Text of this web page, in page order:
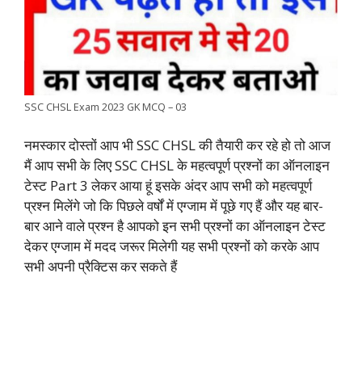
o
p
p
r
a
m
k
SSC CHSL Exam 2023 GK MCQ – 03
नमस्कार दोस्तों आप भी SSC CHSL की तैयारी कर रहे हो तो आज
मैं आप सभी के लिए SSC CHSL के महत्वपूर्ण प्रश्नों का ऑनलाइन
टेस्ट Part 3 लेकर आया हूं इसके अंदर आप सभी को महत्वपूर्ण
प्रश्न मिलेंगे जो कि पिछले वर्षों में एग्जाम में पूछे गए हैं और यह बार-
बार आने वाले प्रश्न है आपको इन सभी प्रश्नों का ऑनलाइन टेस्ट
देकर एग्जाम में मदद जरूर मिलेगी यह सभी प्रश्नों को करके आप
सभी अपनी प्रैक्टिस कर सकते हैं